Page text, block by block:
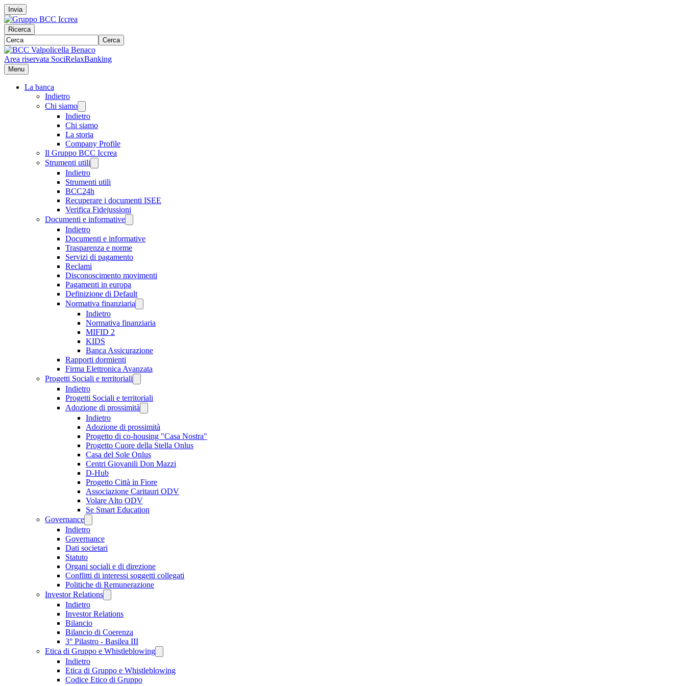
Invia
Ricerca
Cerca
Area riservata SociRelaxBanking
Menu
La banca
Indietro
Chi siamo
Indietro
Chi siamo
La storia
Company Profile
Il Gruppo BCC Iccrea
Strumenti utili
Indietro
Strumenti utili
BCC24h
Recuperare i documenti ISEE
Verifica Fidejussioni
Documenti e informative
Indietro
Documenti e informative
Trasparenza e norme
Servizi di pagamento
Reclami
Disconoscimento movimenti
Pagamenti in europa
Definizione di Default
Normativa finanziaria
Indietro
Normativa finanziaria
MIFID 2
KIDS
Banca Assicurazione
Rapporti dormienti
Firma Elettronica Avanzata
Progetti Sociali e territoriali
Indietro
Progetti Sociali e territoriali
Adozione di prossimità
Indietro
Adozione di prossimità
Progetto di co-housing "Casa Nostra"
Progetto Cuore della Stella Onlus
Casa del Sole Onlus
Centri Giovanili Don Mazzi
D-Hub
Progetto Città in Fiore
Associazione Caritauri ODV
Volare Alto ODV
Se Smart Education
Governance
Indietro
Governance
Dati societari
Statuto
Organi sociali e di direzione
Conflitti di interessi soggetti collegati
Politiche di Remunerazione
Investor Relations
Indietro
Investor Relations
Bilancio
Bilancio di Coerenza
3° Pilastro - Basilea III
Etica di Gruppo e Whistleblowing
Indietro
Etica di Gruppo e Whistleblowing
Codice Etico di Gruppo